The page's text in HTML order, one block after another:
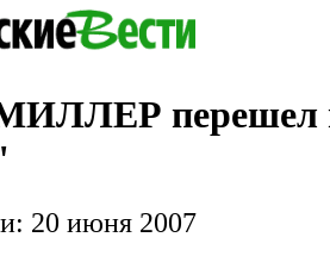
перешел
20 июня 2007